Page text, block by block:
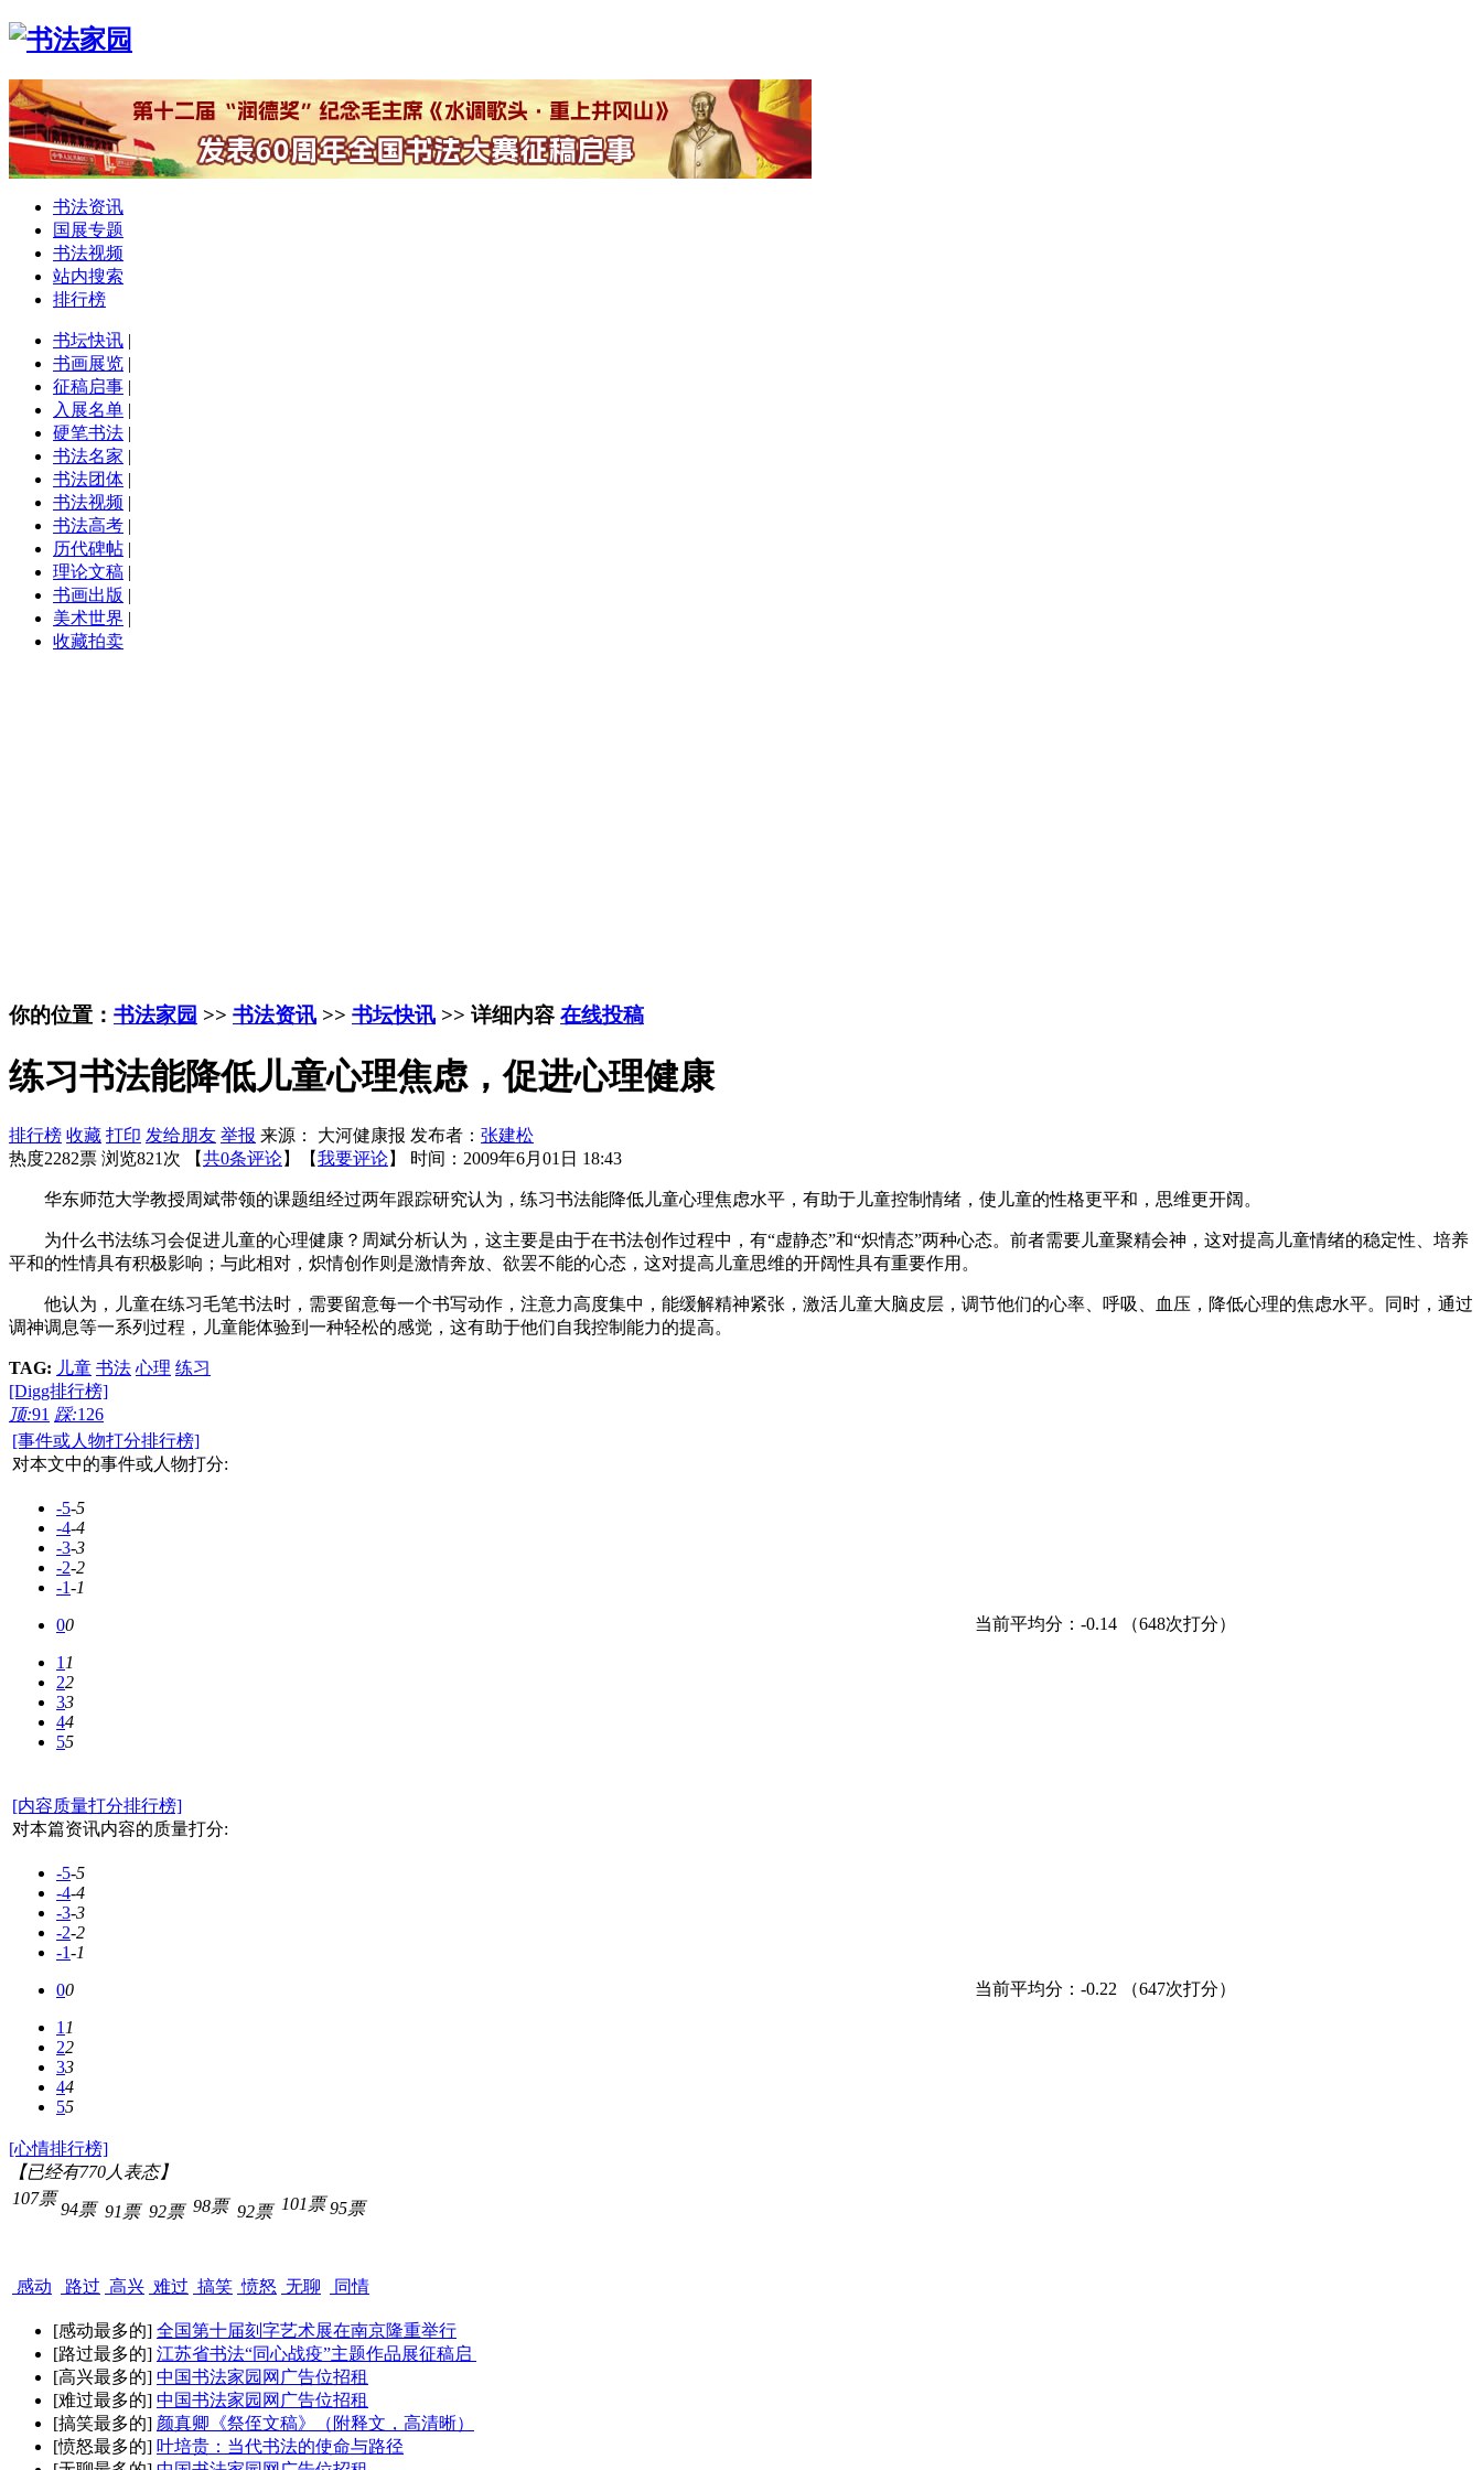
书法资讯
国展专题
书法视频
站内搜索
排行榜
书坛快讯 |
书画展览 |
征稿启事 |
入展名单 |
硬笔书法 |
书法名家 |
书法团体 |
书法视频 |
书法高考 |
历代碑帖 |
理论文稿 |
书画出版 |
美术世界 |
收藏拍卖
你的位置： 书法家园 >> 书法资讯 >> 书坛快讯 >> 详细内容 在线投稿
练习书法能降低儿童心理焦虑，促进心理健康
排行榜 收藏 打印 发给朋友 举报 来源： 大河健康报 发布者： 张建松
热度2282票 浏览821次 【共0条评论】【我要评论】 时间：2009年6月01日 18:43
华东师范大学教授周斌带领的课题组经过两年跟踪研究认为，练习书法能降低儿童心理焦虑水平，有助于儿童控制情绪，使儿童的性格更平和，思维更开阔。
为什么书法练习会促进儿童的心理健康？周斌分析认为，这主要是由于在书法创作过程中，有“虚静态”和“炽情态”两种心态。前者需要儿童聚精会神，这对提高儿童情绪的稳定性、培养
平和的性情具有积极影响；与此相对，炽情创作则是激情奔放、欲罢不能的心态，这对提高儿童思维的开阔性具有重要作用。
他认为，儿童在练习毛笔书法时，需要留意每一个书写动作，注意力高度集中，能缓解精神紧张，激活儿童大脑皮层，调节他们的心率、呼吸、血压，降低心理的焦虑水平。同时，通过
调神调息等一系列过程，儿童能体验到一种轻松的感觉，这有助于他们自我控制能力的提高。
TAG: 儿童 书法 心理 练习
[Digg排行榜]
顶:91 踩:126
[事件或人物打分排行榜]
对本文中的事件或人物打分:
-5-5
-4-4
-3-3
-2-2
-1-1
00
11
22
33
44
55
当前平均分： -0.14 （648次打分）
[内容质量打分排行榜]
对本篇资讯内容的质量打分:
-5-5
-4-4
-3-3
-2-2
-1-1
00
11
22
33
44
55
当前平均分： -0.22 （647次打分）
[心情排行榜]
【已经有770人表态】
107票
感动
94票
路过
91票
高兴
92票
难过
98票
搞笑
92票
愤怒
101票
无聊
95票
同情
[感动最多的] 全国第十届刻字艺术展在南京隆重举行
[路过最多的] 江苏省书法“同心战疫”主题作品展征稿启
[高兴最多的] 中国书法家园网广告位招租
[难过最多的] 中国书法家园网广告位招租
[搞笑最多的] 颜真卿《祭侄文稿》（附释文，高清晰）
[愤怒最多的] 叶培贵：当代书法的使命与路径